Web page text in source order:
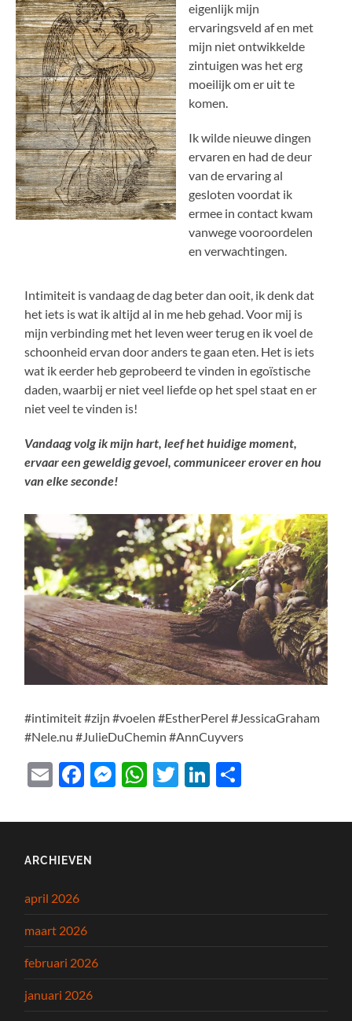
eigenlijk mijn
ervaringsveld af en met
mijn niet ontwikkelde
zintuigen was het erg
moeilijk om er uit te
komen.
Ik wilde nieuwe dingen
ervaren en had de deur
van de ervaring al
gesloten voordat ik
ermee in contact kwam
vanwege vooroordelen
en verwachtingen.
Intimiteit is vandaag de dag beter dan ooit, ik denk dat
het iets is wat ik altijd al in me heb gehad. Voor mij is
mijn verbinding met het leven weer terug en ik voel de
schoonheid ervan door anders te gaan eten. Het is iets
wat ik eerder heb geprobeerd te vinden in egoïstische
daden, waarbij er niet veel liefde op het spel staat en er
niet veel te vinden is!
Vandaag volg ik mijn hart, leef het huidige moment,
ervaar een geweldig gevoel, communiceer erover en hou
van elke seconde!
#intimiteit #zijn #voelen #EstherPerel #JessicaGraham
#Nele.nu #JulieDuChemin #AnnCuyvers
EmailFacebook
Messenger
WhatsApp
TwitterLinkedIn
ARCHIEVEN
april 2026
maart 2026
februari 2026
januari 2026